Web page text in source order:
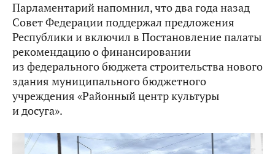
Парламентарий напомнил, что два года назад
Совет Федерации поддержал предложения
Республики и включил в Постановление палаты
рекомендацию о финансировании
из федерального бюджета строительства нового
здания муниципального бюджетного
учреждения «Районный центр культуры
и досуга».